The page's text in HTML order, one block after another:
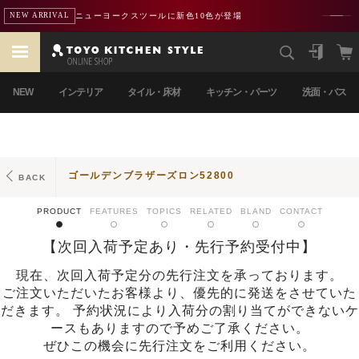
NEW ARRIVAL ニューヨークスツールに新色10色が登場
NEW インテリア タイル・床材 キッチン・パーツ 洗面・バス
BACK ゴールデンブラザーズロン52800
PRODUCT FEATURES TOPICS RELATED BLAND CONTACT
【次回入荷予定あり・先行予約受付中】
現在、次回入荷予定分の先行注文を承っております。
ご注文いただいたお客様より、優先的に発送をさせていた
だきます。 予約状況により入荷分の割り当てができないケ
ースもありますので予めご了承ください。
ぜひこの機会に先行注文をご利用ください。